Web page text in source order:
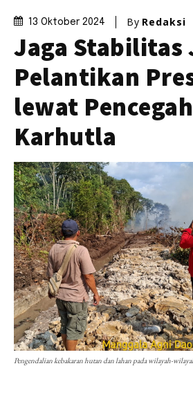
13 Oktober 2024 By Redaksi
Jaga Stabilitas
Pelantikan
lewat
Karhutla
Pengendalian kebakaran hutan dan lahan pada wilayah-